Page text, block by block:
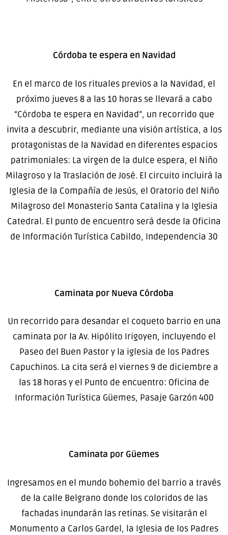
Córdoba te espera en Navidad
En el marco de los rituales previos a la Navidad, el
próximo jueves 8 a las 10 horas se llevará a cabo
“Córdoba te espera en Navidad”, un recorrido que
invita a descubrir, mediante una visión artística, a los
protagonistas de la Navidad en diferentes espacios
patrimoniales: La virgen de la dulce espera, el Niño
Milagroso y la Traslación de José. El circuito incluirá la
Iglesia de la Compañía de Jesús, el Oratorio del Niño
Milagroso del Monasterio Santa Catalina y la Iglesia
Catedral. El punto de encuentro será desde la Oficina
de Información Turística Cabildo, Independencia 30
Caminata por Nueva Córdoba
Un recorrido para desandar el coqueto barrio en una
caminata por la Av. Hipólito Irigoyen, incluyendo el
Paseo del Buen Pastor y la iglesia de los Padres
Capuchinos. La cita será el viernes 9 de diciembre a
las 18 horas y el Punto de encuentro: Oficina de
Información Turística Güemes, Pasaje Garzón 400
Caminata por Güemes
Ingresamos en el mundo bohemio del barrio a través
de la calle Belgrano donde los coloridos de las
fachadas inundarán las retinas. Se visitarán el
Monumento a Carlos Gardel, la Iglesia de los Padres